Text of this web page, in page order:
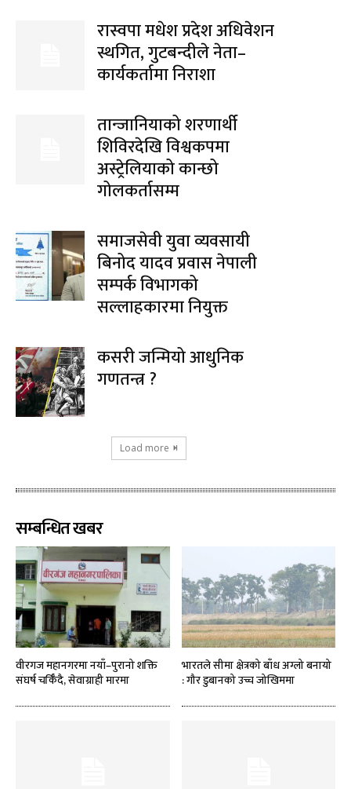
रास्वपा मधेश प्रदेश अधिवेशन
स्थगित, गुटबन्दीले नेता–
कार्यकर्तामा निराशा
तान्जानियाको शरणार्थी
शिविरदेखि विश्वकपमा
अस्ट्रेलियाको कान्छो
गोलकर्तासम्म
समाजसेवी युवा व्यवसायी
बिनोद यादव प्रवास नेपाली
सम्पर्क विभागको
सल्लाहकारमा नियुक्त
कसरी जन्मियो आधुनिक
गणतन्त्र ?
Load more
सम्बन्धित खबर
वीरगज महानगरमा नयाँ–पुरानो शक्ति
संघर्ष चर्किँदै, सेवाग्राही मारमा
भारतले सीमा क्षेत्रको बाँध अग्लो बनायो
: गौर डुबानको उच्च जोखिममा